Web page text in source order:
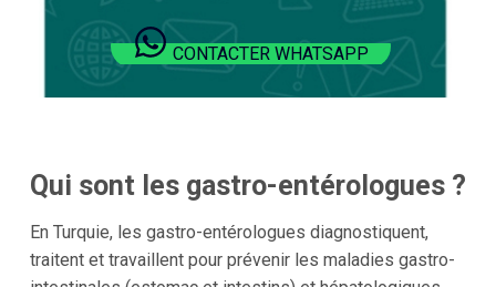
CONTACTER WHATSAPP
Qui sont les gastro-entérologues ?
En Turquie, les gastro-entérologues diagnostiquent,
traitent et travaillent pour prévenir les maladies gastro-